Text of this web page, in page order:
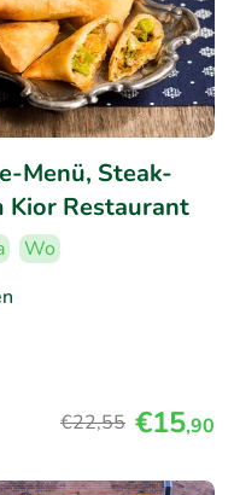
Menü, Steak-
Kior Restaurant
Wo
€22,55 €15,90